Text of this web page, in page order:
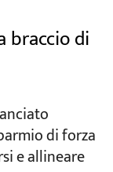
braccio di
di forza
e allineare